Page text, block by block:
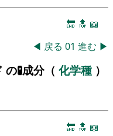
🔚 🔝 📖
◀ 戻る 01 進む ▶
🧪成分（ 化学種 ）
🔚 🔝 📖